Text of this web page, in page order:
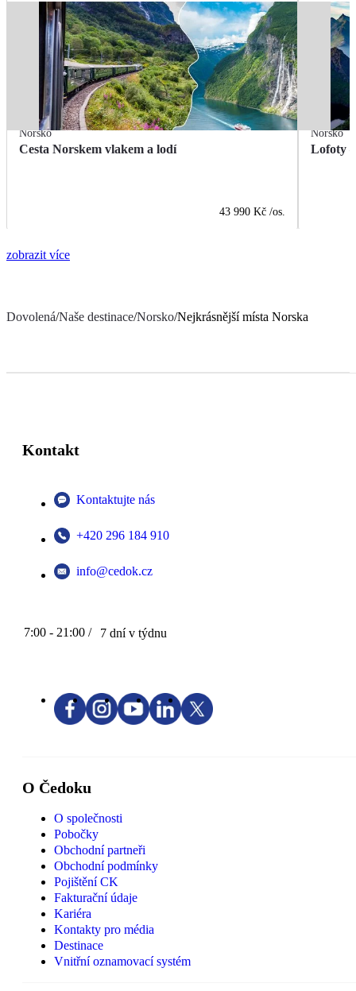
Norsko
Cesta Norskem vlakem a lodí
43 990 Kč /os.
Norsko
Lofoty
zobrazit více
Dovolená/Naše destinace/Norsko/Nejkrásnější místa Norska
Kontakt
Kontaktujte nás
+420 296 184 910
info@cedok.cz
7:00 - 21:00 / 7 dní v týdnu
O Čedoku
O společnosti
Pobočky
Obchodní partneři
Obchodní podmínky
Pojištění CK
Fakturační údaje
Kariéra
Kontakty pro média
Destinace
Vnitřní oznamovací systém